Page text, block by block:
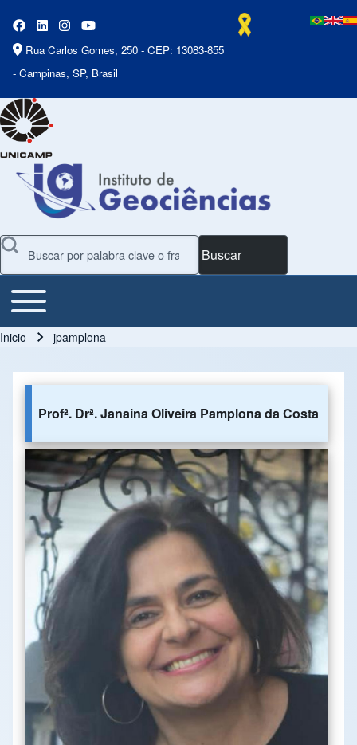
Rua Carlos Gomes, 250 - CEP: 13083-855
- Campinas, SP, Brasil
Buscar
Main Menu
Toggle main menu
Inicio jpamplona
Profª. Drª. Janaina Oliveira Pamplona da Costa